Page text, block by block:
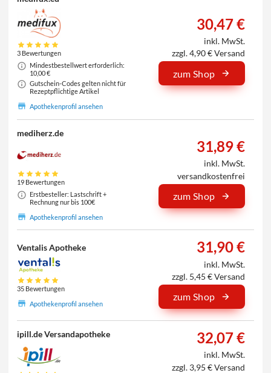
3 Bewertungen
Mindestbestellwert erforderlich:
10,00 €
Gutschein-Codes gelten nicht für
Rezeptpflichtige Artikel
Apothekenprofil ansehen
30,47 €
inkl. MwSt.
zzgl. 4,90 € Versand
zum Shop
mediherz.de
19 Bewertungen
Erstbesteller: Lastschrift +
Rechnung nur bis 100€
Apothekenprofil ansehen
31,89 €
inkl. MwSt.
versandkostenfrei
zum Shop
Ventalis Apotheke
35 Bewertungen
Apothekenprofil ansehen
31,90 €
inkl. MwSt.
zzgl. 5,45 € Versand
zum Shop
ipill.de Versandapotheke 32,07 €
inkl. MwSt.
zzgl. 3,95 € Versand